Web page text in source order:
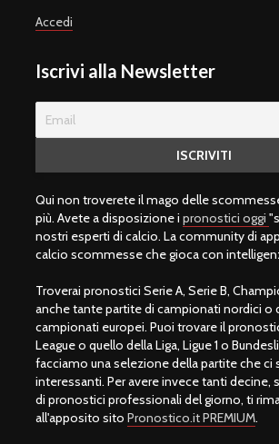
Accedi
Iscrivi alla Newsletter
Qui non troverete il mago delle
più. Avete a disposizione i pronostici oggi
nostri esperti di calcio. La community di
calcio scommesse che gioca con
Troverai pronostici Serie A, Serie B,
anche tante partite di campionati nordici o
campionati europei. Puoi trovare il
League o quello della Liga, Ligue 1 o
facciamo una selezione della partite che ci
interessanti. Per avere invece tanti decine,
di pronostici professionali del giorno, ti
all'apposito sito Pronostico.it PREMIUM.